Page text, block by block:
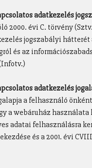
adatkezelés
2000. évi C. törvény
jogszabályi hátterét
és az
adatkezelés
a felhasználó
a webáruház használata
adatai felhasználásra
és a 2001. évi